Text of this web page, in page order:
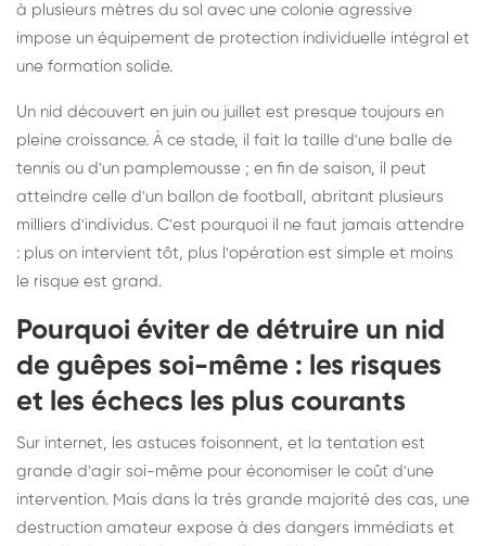
à plusieurs mètres du sol avec une colonie agressive
impose un équipement de protection individuelle intégral et
une formation solide.
Un nid découvert en juin ou juillet est presque toujours en
pleine croissance. À ce stade, il fait la taille d'une balle de
tennis ou d'un pamplemousse ; en fin de saison, il peut
atteindre celle d'un ballon de football, abritant plusieurs
milliers d'individus. C'est pourquoi il ne faut jamais attendre
: plus on intervient tôt, plus l'opération est simple et moins
le risque est grand.
Pourquoi éviter de détruire un nid
de guêpes soi-même : les risques
et les échecs les plus courants
Sur internet, les astuces foisonnent, et la tentation est
grande d'agir soi-même pour économiser le coût d'une
intervention. Mais dans la très grande majorité des cas, une
destruction amateur expose à des dangers immédiats et